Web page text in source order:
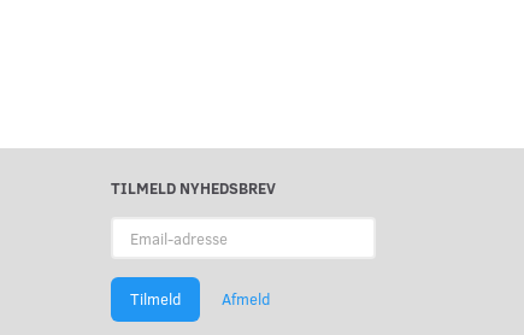
TILMELD NYHEDSBREV
adresse
Tilmeld Afmeld